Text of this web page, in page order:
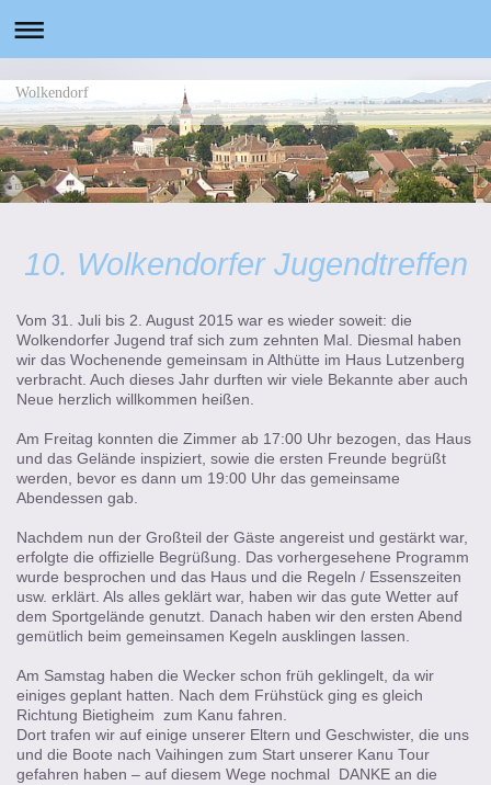
Wolkendorf
10. Wolkendorfer Jugendtreffen
Vom 31. Juli bis 2. August 2015 war es wieder soweit: die
Wolkendorfer Jugend traf sich zum zehnten Mal. Diesmal haben
wir das Wochenende gemeinsam in Althütte im Haus Lutzenberg
verbracht. Auch dieses Jahr durften wir viele Bekannte aber auch
Neue herzlich willkommen heißen.
Am Freitag konnten die Zimmer ab 17:00 Uhr bezogen, das Haus
und das Gelände inspiziert, sowie die ersten Freunde begrüßt
werden, bevor es dann um 19:00 Uhr das gemeinsame
Abendessen gab.
Nachdem nun der Großteil der Gäste angereist und gestärkt war,
erfolgte die offizielle Begrüßung. Das vorhergesehene Programm
wurde besprochen und das Haus und die Regeln / Essenszeiten
usw. erklärt. Als alles geklärt war, haben wir das gute Wetter auf
dem Sportgelände genutzt. Danach haben wir den ersten Abend
gemütlich beim gemeinsamen Kegeln ausklingen lassen.
Am Samstag haben die Wecker schon früh geklingelt, da wir
einiges geplant hatten. Nach dem Frühstück ging es gleich
Richtung Bietigheim zum Kanu fahren.
Dort trafen wir auf einige unserer Eltern und Geschwister, die uns
und die Boote nach Vaihingen zum Start unserer Kanu Tour
gefahren haben – auf diesem Wege nochmal DANKE an die